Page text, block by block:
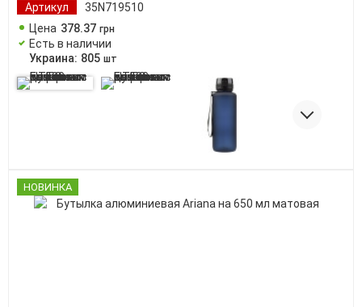
Артикул
35N719510
Цена 378.37 грн
Есть в наличии
Украина: 805 шт
НОВИНКА